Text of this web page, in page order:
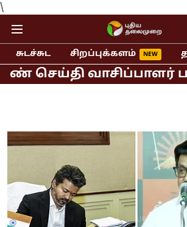
\
சுடச்சுட சிறப்புக்களம்
வாசிப்பாளர் பாலியல்